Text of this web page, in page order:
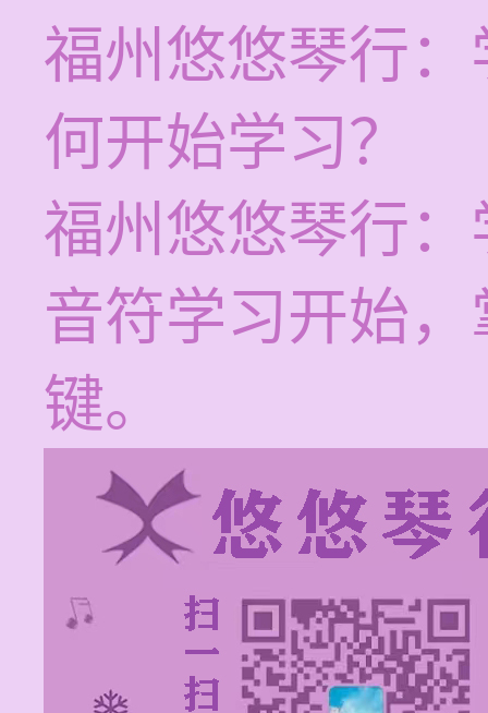
福州悠悠琴行
何开始学习？
福州悠悠琴行
音符学习开始
键。